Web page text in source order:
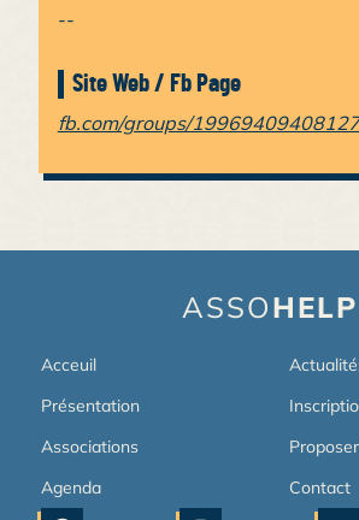
--
Site Web / Fb Page
fb.com/groups/
ASSOHELP
Acceuil
Présentation
Associations
Agenda
Contact